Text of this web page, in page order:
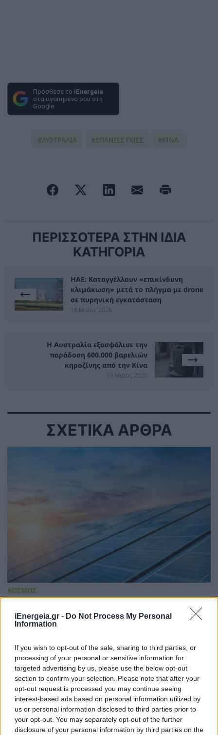
iEnergeia.gr - Do Not Process My Personal
Information
If you wish to opt-out of the sale, sharing to third parties, or
processing of your personal or sensitive information for
targeted advertising by us, please use the below opt-out
section to confirm your selection. Please note that after your
opt-out request is processed you may continue seeing
interest-based ads based on personal information utilized by
us or personal information disclosed to third parties prior to
your opt-out. You may separately opt-out of the further
disclosure of your personal information by third parties on the
Πρόσθεσε το iEnergeia
στα αγαπημένα σου στη
Google
ΑΥΣΤΡΑΛΙΑ ΣΠΑΝΙΕΣ ΓΑΙΕΣ ΚΙΝΑ
ΠΕΡΙΣΣΟΤΕΡΑ ΣΤΗΝ ΙΔΙΑ
ΚΑΤΗΓΟΡΙΑ
ΗΑΕ: Καταγγέλλουν «επικίνδυνη
κλιμάκωση» μετά το πλήγμα με drone
σε πυρηνική εγκατάσταση
18 Μαϊος 2026
Η Αυστραλία εξασφάλισε την
παράδοση 600.000 βαρελιών
κηροζίνης από την Κίνα
19 Μαϊος 2026
ΣΧΕΤΙΚΑ ΑΡΘΡΑ
ΚΟΣΜΟΣ
παραγόμενης ενέργειας από μη ορυκτές
πηγές στο 50% μέχρι το 2030